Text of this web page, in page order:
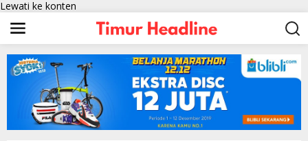
Lewati ke konten